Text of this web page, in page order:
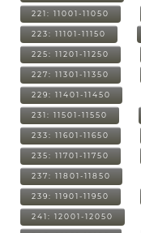
221: 11001-11050
223: 11101-11150
225: 11201-11250
227: 11301-11350
229: 11401-11450
231: 11501-11550
233: 11601-11650
235: 11701-11750
237: 11801-11850
239: 11901-11950
241: 12001-12050